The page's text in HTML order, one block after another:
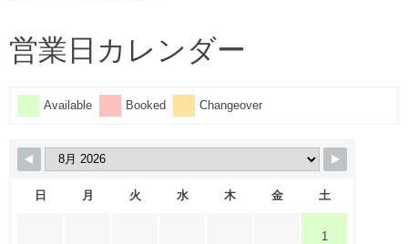
営業日カレンダー
Available Booked Changeover
日 月 火 水 木 金 土
1